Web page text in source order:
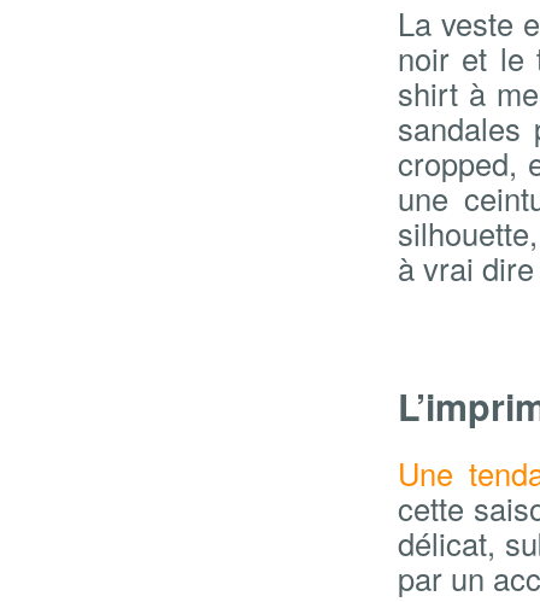
La veste
noir et le
shirt à
sandales
cropped,
une
à vrai
Une
cette
délicat,
par un